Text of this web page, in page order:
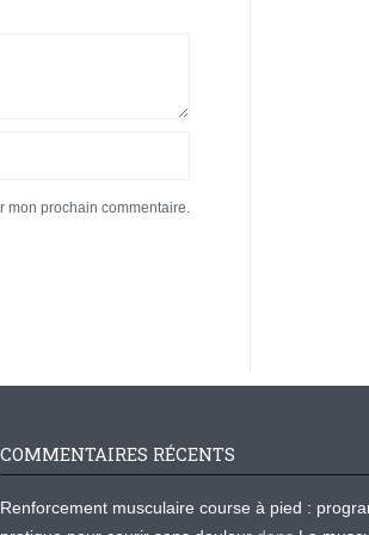
mon prochain commentaire.
COMMENTAIRES RÉCENTS
Renforcement musculaire course à pied :